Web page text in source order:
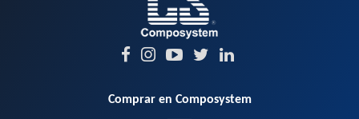
Comprar en Composystem